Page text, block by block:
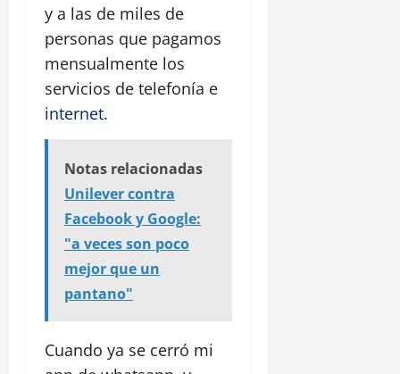
y a las de miles de
personas que pagamos
mensualmente los
servicios de telefonía e
internet.
Notas relacionadas
Unilever contra
Facebook y Google:
"a veces son poco
mejor que un
pantano"
Cuando ya se cerró mi